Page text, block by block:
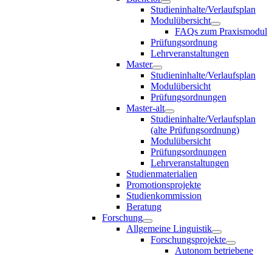
Studieninhalte/Verlaufsplan
Modulübersicht
FAQs zum Praxismodul
Prüfungsordnung
Lehrveranstaltungen
Master
Studieninhalte/Verlaufsplan
Modulübersicht
Prüfungsordnungen
Master-alt
Studieninhalte/Verlaufsplan
(alte Prüfungsordnung)
Modulübersicht
Prüfungsordnungen
Lehrveranstaltungen
Studienmaterialien
Promotionsprojekte
Studienkommission
Beratung
Forschung
Allgemeine Linguistik
Forschungsprojekte
Autonom betriebene